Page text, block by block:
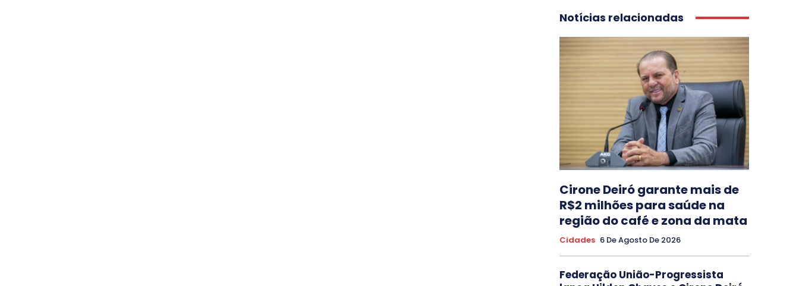
Notícias relacionadas
Cirone Deiró garante mais de
R$2 milhões para saúde na
região do café e zona da mata
Cidades 6 De Agosto De 2026
Federação União-Progressista